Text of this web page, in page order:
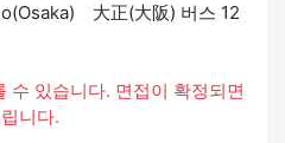
大正(大阪) 버스 12
수 있습니다. 면접이 확정되면
니다.